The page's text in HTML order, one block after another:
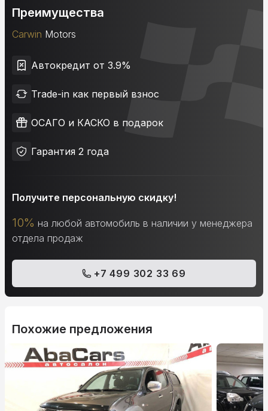
Преимущества
Carwin Motors
Автокредит от 3.9%
Trade-in как первый взнос
ОСАГО и КАСКО в подарок
Гарантия 2 года
Получите персональную скидку!
10% на любой автомобиль в наличии у менеджера
отдела продаж
+7 499 302 33 69
Похожие предложения